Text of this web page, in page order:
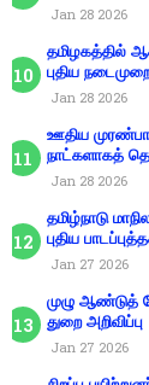
Jan 28 2026
தமிழகத்தில்
புதிய
Jan 28 2026
ஊதிய
நாட்களாகத்
Jan 28 2026
தமிழ்நாடு
புதிய
Jan 27 2026
முழு ஆண்டுத்
துறை அறிவிப்பு
Jan 27 2026